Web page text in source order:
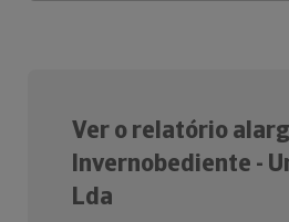
Ver o relatório
Invernobediente -
Lda